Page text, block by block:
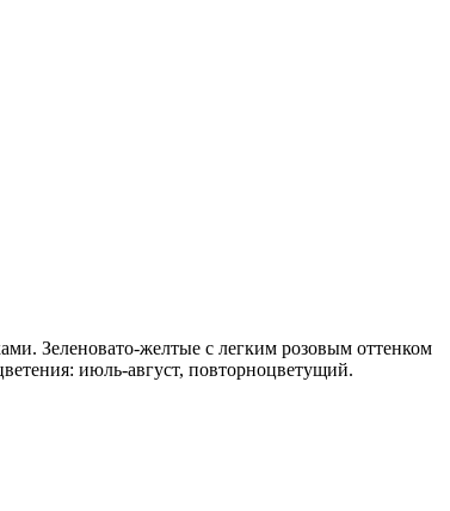
Зеленовато-желтые с легким розовым оттенком
июль-август, повторноцветущий.